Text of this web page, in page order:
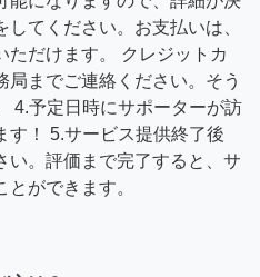
てください。お支払いは、
ただけます。 クレジットカ
までご連絡ください。そう
4.予定日時にサポーターが訪
す！ 5.サービス提供終了後
い。評価まで完了すると、サ
ができます。